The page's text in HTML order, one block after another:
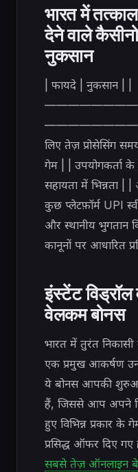
भारत में
देने वाले
नुकसान
| फायदे | नुकसान | |
लिए तेज़ प्रोसेसिंग
गेम | | उपयोगकर्ता
सहायता में भिन्नता |
कुछ प्लेटफ़ॉर्म UPI
और स्थानीय भुगतान
कानूनों पर आधारित
इंस्टेंट
वेलकम बोनस
भारत में तुरंत
एक प्रमुख आकर्षण
ये बोनस आपकी
हैं, जिससे आप अपने
हुए विभिन्न प्रकार
प्रसिद्ध ऑफर दिए गए
सबसे तेज़ ऑनलाइन